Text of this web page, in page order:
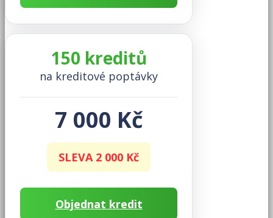
150 kreditů
na kreditové poptávky
7 000 Kč
SLEVA 2 000 Kč
Objednat kredit